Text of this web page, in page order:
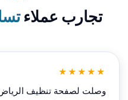
تجارب عملاء
★★★★★
وصلت لصفحة تنظيف